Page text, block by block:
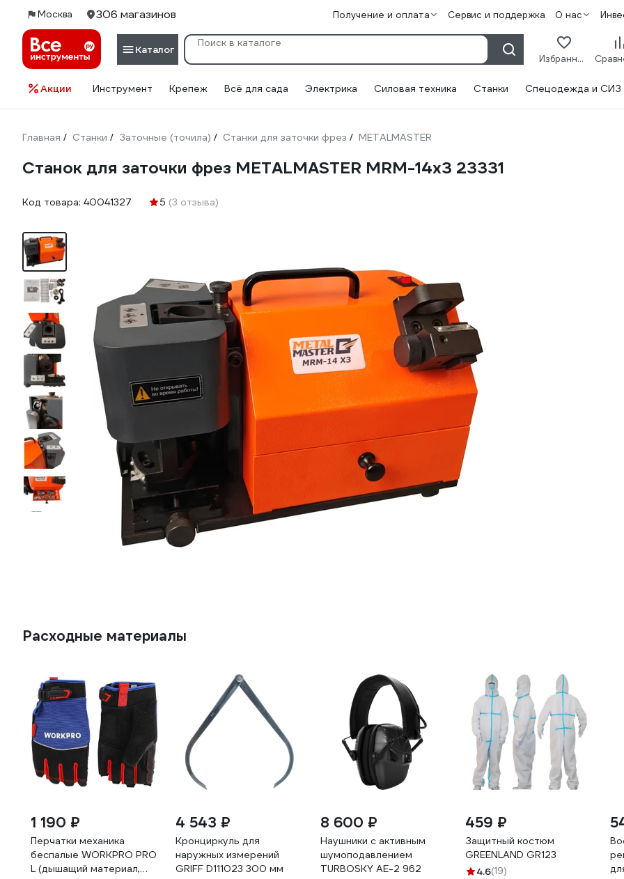
Москва 306 магазинов Получение и оплата Сервис и поддержка О нас
Каталог
Избранное
Акции Инструмент Крепеж Всё для сада Электрика Силовая техника Станки Спецодежда и СИЗ
Главная / Станки / Заточные (точила) / Станки для заточки фрез / METALMASTER
Cтанок для заточки фрез METALMASTER MRМ-14x3 23331
Код товара: 40041327 5 (3 отзыва)
Расходные материалы
1 190 ₽
Перчатки механика
беспалые WORKPRO PRO
L (дышащий материал,
4 543 ₽
Кронциркуль для
наружных измерений
GRIFF D111023 300 мм
8 600 ₽
Наушники с активным
шумоподавлением
TURBOSKY AE-2 962
459 ₽
Защитный костюм
GREENLAND GR123
4.6(19)